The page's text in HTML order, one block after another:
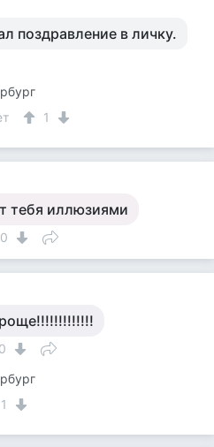
поздравление в личку.
1
тебя иллюзиями
0
0
1